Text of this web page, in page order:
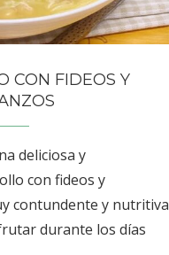
CON FIDEOS Y
deliciosa y
con fideos y
contundente y nutritiva
durante los días